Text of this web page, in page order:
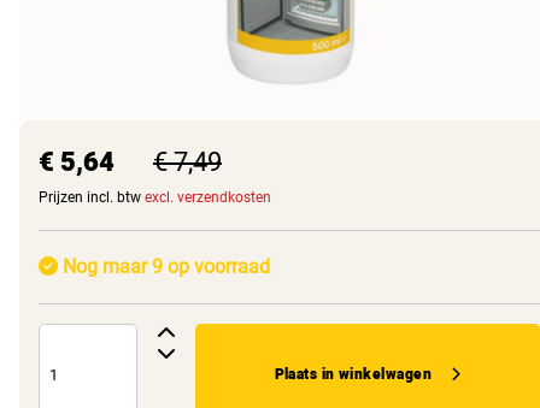
€ 5,64 € 7,49
Prijzen incl. btw excl. verzendkosten
Nog maar 9 op voorraad
Plaats in winkelwagen